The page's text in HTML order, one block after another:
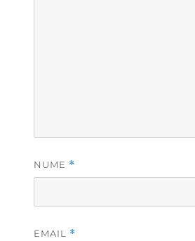
NUME *
EMAIL *